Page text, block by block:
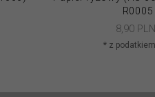
R0005
8,90
* z